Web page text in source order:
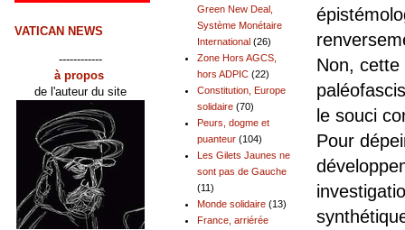
Non,
le souci
Pour
Green New Deal,
Système Monétaire
International (26)
Zone Hors AGCS,
hors ADPIC (22)
Constitution, Europe
solidaire (70)
Peurs, dogme et
puanteur (104)
Les Gilets Jaunes ne
sont pas de Gauche
(11)
Monde solidaire (13)
France, arriérée
VATICAN NEWS
------------
à propos
de l'auteur du site